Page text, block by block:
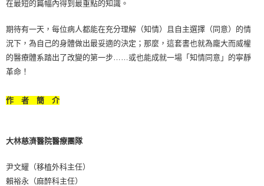
在最短的篇幅內得到最重點的知識。
期待有一天，每位病人都能在充分理解（知情）且自主選擇（同意）的情
況下，為自己的身體做出最妥適的決定；那麼，這套書也就為龐大而威權
的醫療體系踏出了改變的第一步……或也能成就一場「知情同意」的寧靜
革命！
作 者 簡 介
大林慈濟醫院醫療團隊
尹文耀（移植外科主任）
賴裕永（麻醉科主任）